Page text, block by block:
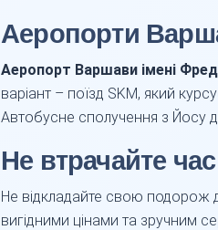
Аеропорти
Аеропорт Варшави імені
варіант – поїзд SKM, який
Автобусне сполучення з Йосу
Не втрачайте
Не відкладайте свою подорож
вигідними цінами та зручним